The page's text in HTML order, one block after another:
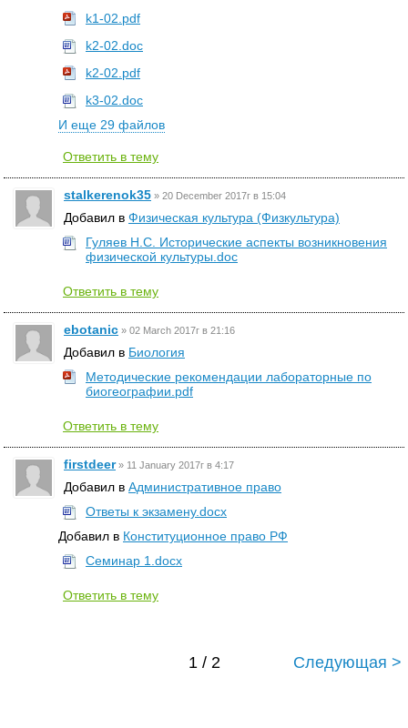
k1-02.pdf
k2-02.doc
k2-02.pdf
k3-02.doc
И еще 29 файлов
Ответить в тему
stalkerenok35 » 20 December 2017г в 15:04
Добавил в Физическая культура (Физкультура)
Гуляев Н.С. Исторические аспекты возникновения
физической культуры.doc
Ответить в тему
ebotanic » 02 March 2017г в 21:16
Добавил в Биология
Методические рекомендации лабораторные по
биогеографии.pdf
Ответить в тему
firstdeer» 11 January 2017г в 4:17
Добавил в Административное право
Ответы к экзамену.docx
Добавил в Конституционное право РФ
Семинар 1.docx
Ответить в тему
1 / 2 Следующая >